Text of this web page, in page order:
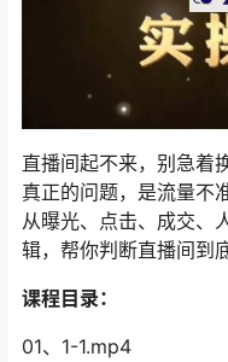
直播间起不来，别急着
真正的问题，是流量不
从曝光、点击、成交、
辑，帮你判断直播间到
课程目录：
01、1-1.mp4